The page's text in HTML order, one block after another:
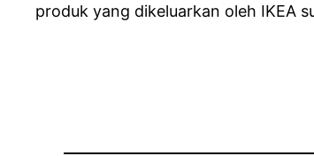
produk yang dikeluarkan oleh IKEA